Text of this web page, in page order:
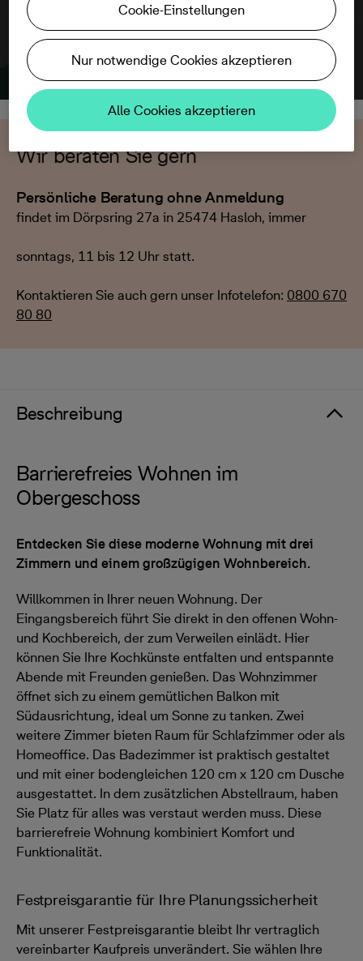
Wir beraten Sie gern
Persönliche Beratung ohne Anmeldung
findet im Dörpsring 27a in 25474 Hasloh, immer
sonntags, 11 bis 12 Uhr statt.
Kontaktieren Sie auch gern unser Infotelefon: 0800 670
80 80
Beschreibung
Barrierefreies Wohnen im
Obergeschoss
Entdecken Sie diese moderne Wohnung mit drei
Zimmern und einem großzügigen Wohnbereich.
Willkommen in Ihrer neuen Wohnung. Der
Eingangsbereich führt Sie direkt in den offenen Wohn-
und Kochbereich, der zum Verweilen einlädt. Hier
können Sie Ihre Kochkünste entfalten und entspannte
Abende mit Freunden genießen. Das Wohnzimmer
öffnet sich zu einem gemütlichen Balkon mit
Südausrichtung, ideal um Sonne zu tanken. Zwei
weitere Zimmer bieten Raum für Schlafzimmer oder als
Homeoffice. Das Badezimmer ist praktisch gestaltet
und mit einer bodengleichen 120 cm x 120 cm Dusche
ausgestattet. In dem zusätzlichen Abstellraum, haben
Sie Platz für alles was verstaut werden muss. Diese
barrierefreie Wohnung kombiniert Komfort und
Funktionalität.
Festpreisgarantie für Ihre Planungssicherheit
Mit unserer Festpreisgarantie bleibt Ihr vertraglich
vereinbarter Kaufpreis unverändert. Sie wählen Ihre
Cookie-Einstellungen
Nur notwendige Cookies akzeptieren
Alle Cookies akzeptieren